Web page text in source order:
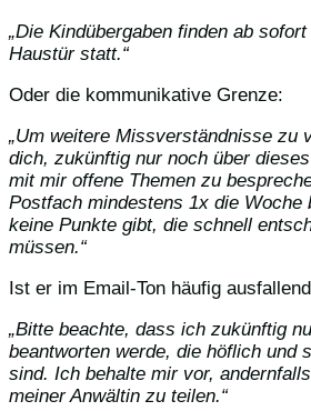
„Die Kindübergaben finden ab
Haustür statt.“
Oder die kommunikative Grenze:
„Um weitere Missverständnisse zu
dich, zukünftig nur noch über
mit mir offene Themen zu
Postfach mindestens 1x die Woche
keine Punkte gibt, die schnell
müssen.“
Ist er im Email-Ton häufig
„Bitte beachte, dass ich zukünftig
beantworten werde, die höflich und
sind. Ich behalte mir vor,
meiner Anwältin zu teilen.“